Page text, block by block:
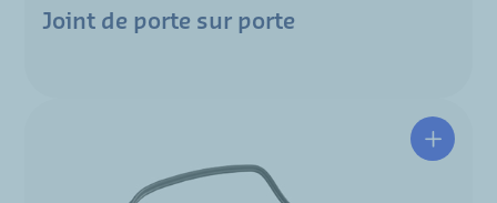
Joint de porte sur porte